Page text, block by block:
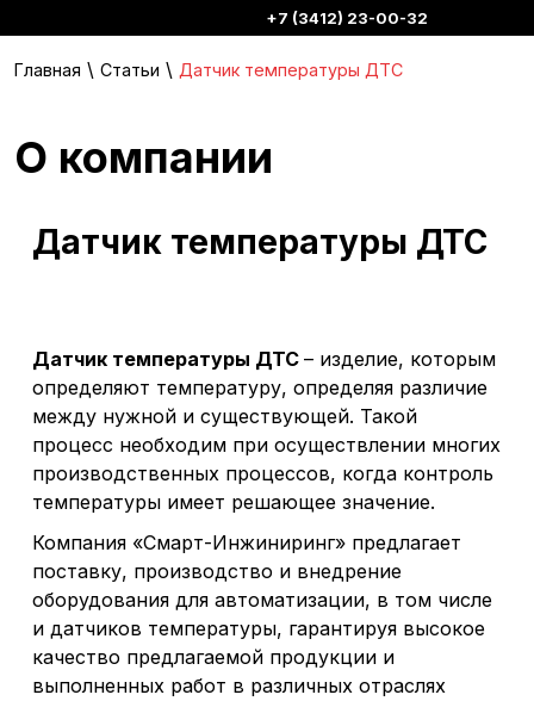
+7 (3412) 23-00-32
Главная \ Статьи \ Датчик температуры ДТС
О компании
Датчик температуры ДТС
Датчик температуры ДТС – изделие, которым
определяют температуру, определяя различие
между нужной и существующей. Такой
процесс необходим при осуществлении многих
производственных процессов, когда контроль
температуры имеет решающее значение.
Компания «Смарт-Инжиниринг» предлагает
поставку, производство и внедрение
оборудования для автоматизации, в том числе
и датчиков температуры, гарантируя высокое
качество предлагаемой продукции и
выполненных работ в различных отраслях